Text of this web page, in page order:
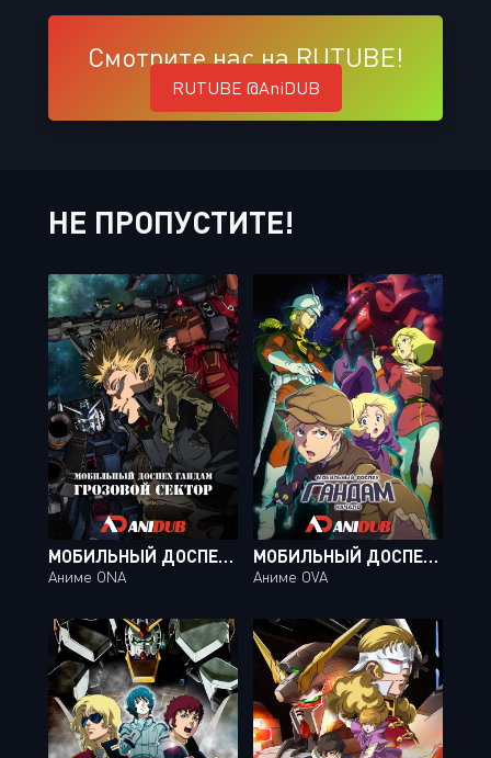
Смотрите нас на RUTUBE!
RUTUBE @AniDUB
НЕ ПРОПУСТИТЕ!
МОБИЛЬНЫЙ ДОСПЕХ ГАНДАМ: ГРОЗОВОЙ СЕКТОР / KIDOU SENSHI GUNDAM: THUNDERBOLT [08 ИЗ 08]
Аниме ONA
МОБИЛЬНЫЙ ДОСПЕХ ГАНДАМ: НАЧАЛО / MOBILE SUIT GUNDAM: THE ORIGIN OVA [06 ИЗ 06]
Аниме OVA